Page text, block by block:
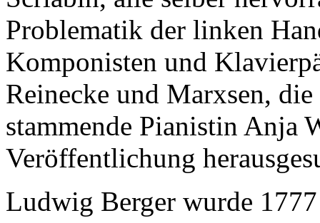
Problematik der linken
Komponisten und
Reinecke und Marxsen,
stammende Pianistin Anja
Veröffentlichung
Ludwig Berger wurde